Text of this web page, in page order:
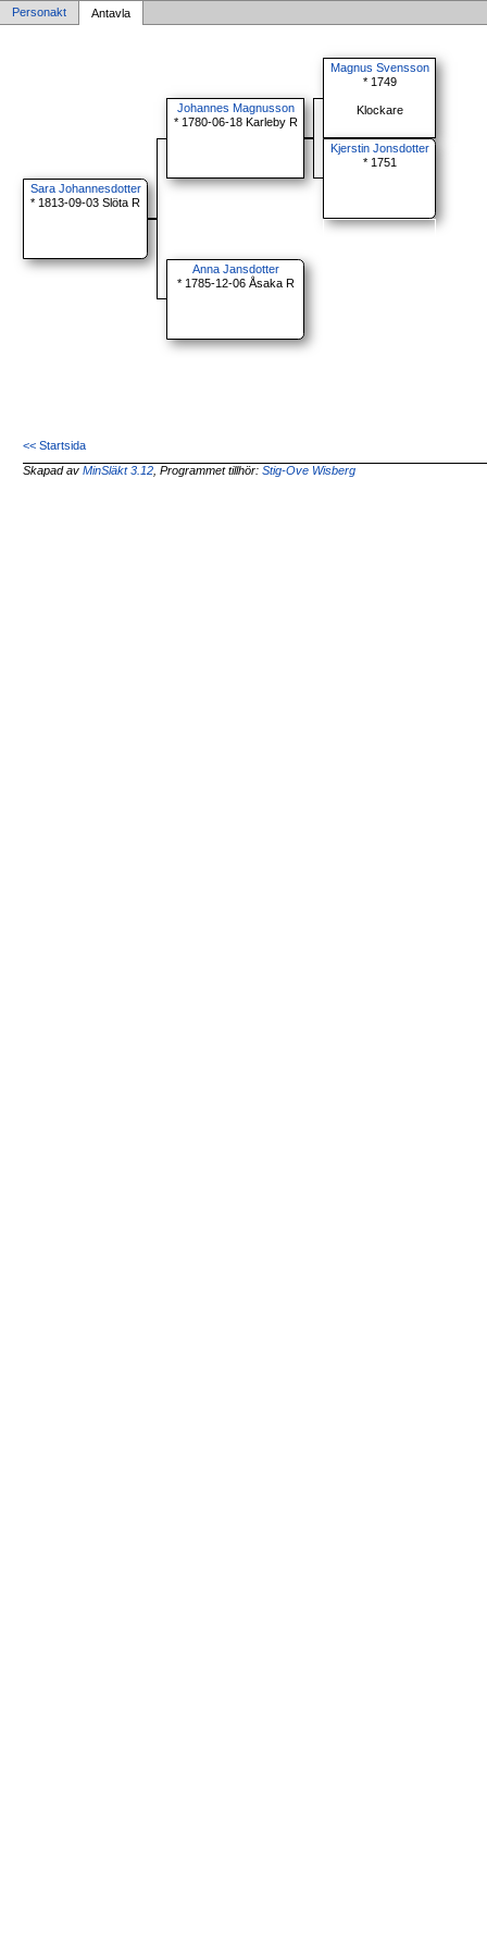
Personakt Antavla
Sara Johannesdotter
* 1813-09-03 Slöta R
Johannes Magnusson
* 1780-06-18 Karleby R
Magnus Svensson
* 1749
Klockare
Kjerstin Jonsdotter
* 1751
Anna Jansdotter
* 1785-12-06 Åsaka R
<< Startsida
Skapad avMinSläkt 3.12 , Programmet tillhör:Stig-Ove Wisberg